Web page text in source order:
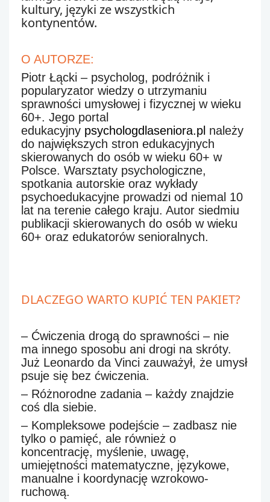
kultury, języki ze wszystkich
kontynentów.
O AUTORZE:
Piotr Łącki – psycholog, podróżnik i
popularyzator wiedzy o utrzymaniu
sprawności umysłowej i fizycznej w wieku
60+. Jego portal
edukacyjny psychologdlaseniora.pl należy
do największych stron edukacyjnych
skierowanych do osób w wieku 60+ w
Polsce. Warsztaty psychologiczne,
spotkania autorskie oraz wykłady
psychoedukacyjne prowadzi od niemal 10
lat na terenie całego kraju. Autor siedmiu
publikacji skierowanych do osób w wieku
60+ oraz edukatorów senioralnych.
DLACZEGO WARTO KUPIĆ TEN PAKIET?
– Ćwiczenia drogą do sprawności – nie
ma innego sposobu ani drogi na skróty.
Już Leonardo da Vinci zauważył, że umysł
psuje się bez ćwiczenia.
– Różnorodne zadania – każdy znajdzie
coś dla siebie.
– Kompleksowe podejście – zadbasz nie
tylko o pamięć, ale również o
koncentrację, myślenie, uwagę,
umiejętności matematyczne, językowe,
manualne i koordynację wzrokowo-
ruchową.